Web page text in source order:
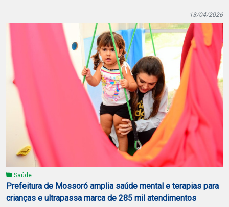
13/04/2026
Saúde
Prefeitura de Mossoró amplia saúde mental e terapias para
crianças e ultrapassa marca de 285 mil atendimentos